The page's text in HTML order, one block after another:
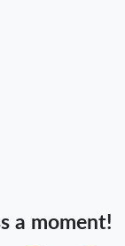
a moment!